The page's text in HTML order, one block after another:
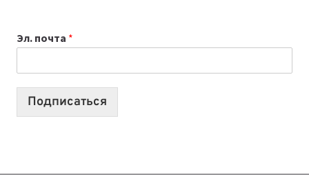
СОЗДАВАТЬ
ПРОДУКТЫ
Эл. почта *
Подписаться